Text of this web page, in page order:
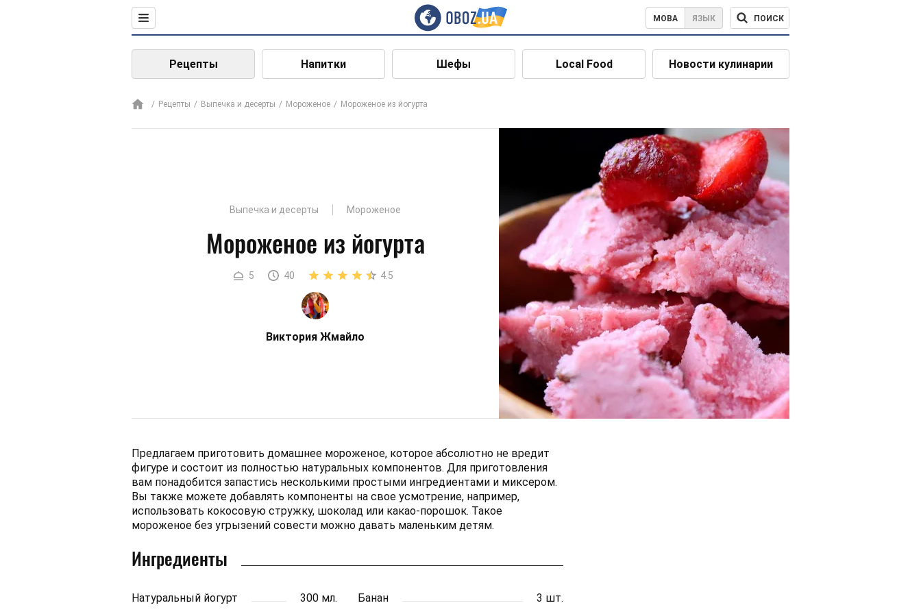
МОВА ЯЗЫК ПОИСК
Рецепты Напитки Шефы Local Food Новости кулинарии
Рецепты Выпечка и десерты Мороженое Мороженое из йогурта
Выпечка и десерты Мороженое
Мороженое из йогурта
5 40 4.5
Виктория Жмайло
Предлагаем приготовить домашнее мороженое, которое абсолютно не вредит
фигуре и состоит из полностью натуральных компонентов. Для приготовления
вам понадобится запастись несколькими простыми ингредиентами и миксером.
Вы также можете добавлять компоненты на свое усмотрение, например,
использовать кокосовую стружку, шоколад или какао-порошок. Такое
мороженое без угрызений совести можно давать маленьким детям.
Ингредиенты
Натуральный йогурт 300 мл. Банан
3 шт.